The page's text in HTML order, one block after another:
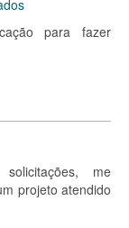
para fazer
me
projeto atendido